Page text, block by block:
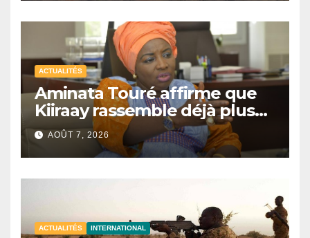
ACTUALITÉS
Aminata Touré affirme que
Kiiraay rassemble déjà plus
de la moitié des maires du
Sénégal
AOÛT 7, 2026
ACTUALITÉS INTERNATIONAL